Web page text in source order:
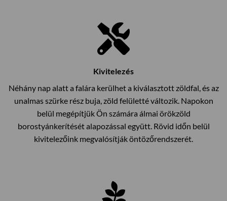
Kivitelezés
Néhány nap alatt a falára kerülhet a kiválasztott zöldfal, és az
unalmas szürke rész buja, zöld felületté változik. Napokon
belül megépítjük Ön számára álmai örökzöld
borostyánkerítését alapozással együtt. Rövid időn belül
kivitelezőink megvalósítják öntözőrendszerét.